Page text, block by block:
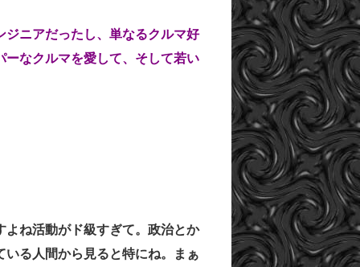
ニアだったし、単なるクルマ好
なクルマを愛して、そして若い
ね活動がド級すぎて。政治とか
る人間から見ると特にね。まぁ